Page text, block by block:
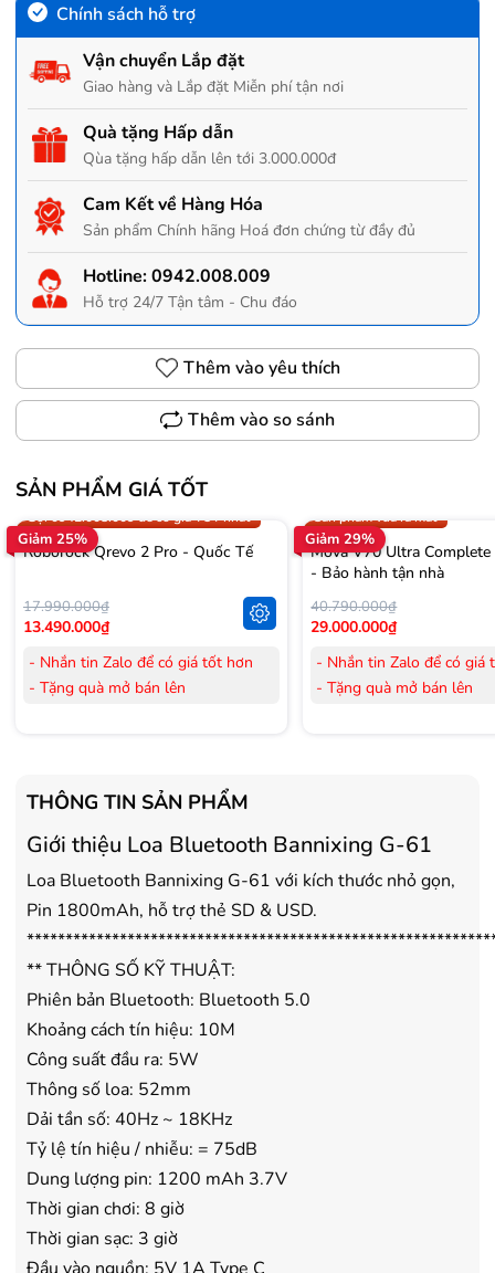
Chính sách hỗ trợ
Vận chuyển Lắp đặt
Giao hàng và Lắp đặt Miễn phí tận nơi
Quà tặng Hấp dẫn
Qùa tặng hấp dẫn lên tới 3.000.000đ
Cam Kết về Hàng Hóa
Sản phẩm Chính hãng Hoá đơn chứng từ đầy đủ
Hotline:0942.008.009
Hỗ trợ 24/7 Tận tâm - Chu đáo
Thêm vào yêu thích
Thêm vào so sánh
SẢN PHẨM GIÁ TỐT
Giảm 25%
Trợ giá 300.000đ
Gọi 0942.008.009 để có giá TỐT nhất
Roborock Qrevo 2 Pro - Quốc Tế
17.990.000₫
13.490.000₫
- Nhắn tin Zalo để có giá tốt hơn
- Tặng quà mở bán lên
- Tặng Voucher trị giá
150.000đ
mua Máy lọc Không khí
- Cam kết hàng mới 100%.
Hà Nội, Hồ Chí Minh
- Vận chuyển Toàn Quốc.
- Bảo hành 24 tháng chính hãng
Giảm 29%
Sản phẩm vừa ra mắt
Mova V70 Ultra
- Bảo hành tận nhà
40.790.000₫
29.000.000₫
- Nhắn tin Zalo để có giá
- Tặng quà mở bán lên
- Cam kết hàng mới
Hà Nội, Hồ Chí Minh
- Bảo hành 36 tháng
THÔNG TIN SẢN PHẨM
Giới thiệu Loa Bluetooth Bannixing G-61
Loa Bluetooth Bannixing G-61 với kích thước nhỏ gọn,
Pin 1800mAh, hỗ trợ thẻ SD & USD.
** THÔNG SỐ KỸ THUẬT:
Phiên bản Bluetooth: Bluetooth 5.0
Khoảng cách tín hiệu: 10M
Công suất đầu ra: 5W
Thông số loa: 52mm
Dải tần số: 40Hz ~ 18KHz
Tỷ lệ tín hiệu / nhiễu: = 75dB
Dung lượng pin: 1200 mAh 3.7V
Thời gian chơi: 8 giờ
Thời gian sạc: 3 giờ